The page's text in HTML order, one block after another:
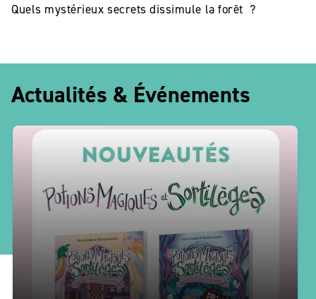
Quels mystérieux secrets dissimule la forêt ?
Actualités & Événements